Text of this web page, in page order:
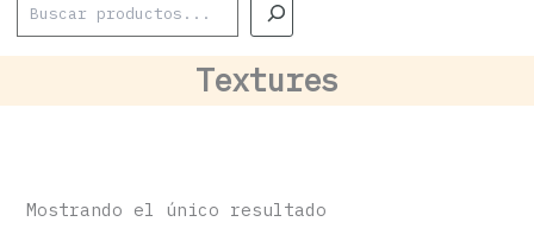
Textures
Mostrando el único resultado